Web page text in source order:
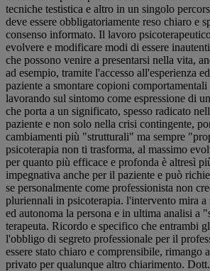
tecniche testistica e altro in un singolo
deve essere obbligatoriamente reso chiaro e
consenso informato. Il lavoro
evolvere e modificare modi di essere
che possono venire a presentarsi nella vita,
ad esempio, tramite l'accesso all'esperienza
paziente a smontare copioni
lavorando sul sintomo come espressione di
che porta a un significato, spesso radicato
paziente e non solo nella crisi contingente,
cambiamenti più "strutturali" ma sempre
psicoterapia non ti trasforma, al massimo
per quanto più efficace e profonda è altresì
impegnativa anche per il paziente e può
se personalmente come professionista non
pluriennali in psicoterapia. l'intervento mira a
ed autonoma la persona e in ultima analisi a
terapeuta. Ricordo e specifico che entrambi
l'obbligo di segreto professionale per il
essere stato chiaro e comprensibile, rimango
privato per qualunque altro chiarimento.